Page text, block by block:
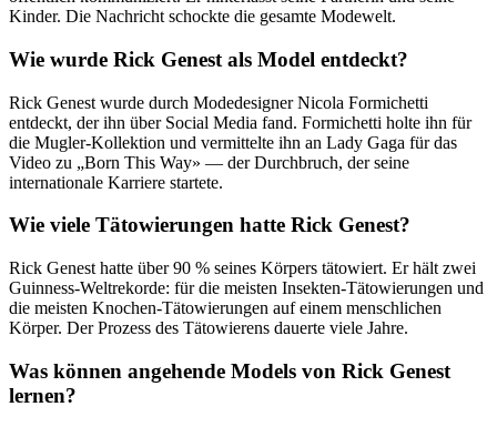
Kinder. Die Nachricht schockte die gesamte Modewelt.
Wie wurde Rick Genest als Model entdeckt?
Rick Genest wurde durch Modedesigner Nicola Formichetti
entdeckt, der ihn über Social Media fand. Formichetti holte ihn für
die Mugler-Kollektion und vermittelte ihn an Lady Gaga für das
Video zu „Born This Way» — der Durchbruch, der seine
internationale Karriere startete.
Wie viele Tätowierungen hatte Rick Genest?
Rick Genest hatte über 90 % seines Körpers tätowiert. Er hält zwei
Guinness-Weltrekorde: für die meisten Insekten-Tätowierungen und
die meisten Knochen-Tätowierungen auf einem menschlichen
Körper. Der Prozess des Tätowierens dauerte viele Jahre.
Was können angehende Models von Rick Genest
lernen?